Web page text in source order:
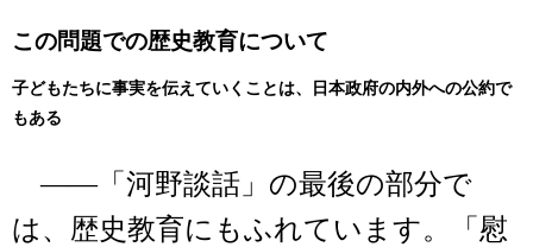
この問題での歴史教育について
子どもたちに事実を伝えていくことは、日本政府の内外への公約で
もある
――「河野談話」の最後の部分で
は、歴史教育にもふれています。「慰